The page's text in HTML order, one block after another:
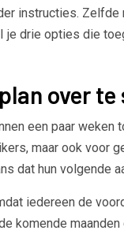
instructies. Zelfde
drie opties die
over
een paar weken
maar ook voor
dat hun volgende
iedereen de
komende